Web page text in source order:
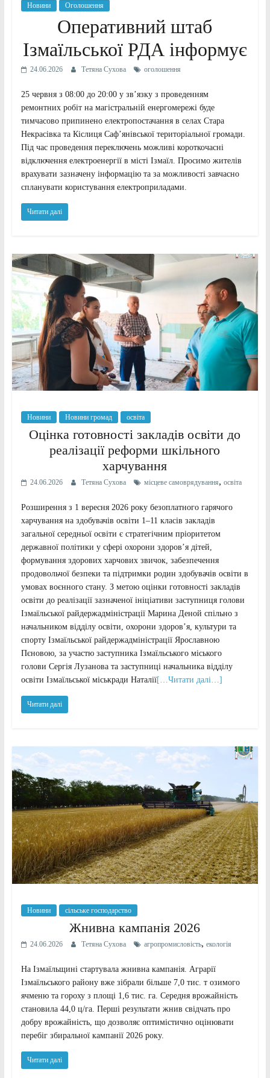
Новини Оголошення
Оперативний штаб
Ізмаїльської РДА інформує
24.06.2026 Тетяна Сухова оголошення
25 червня з 08:00 до 20:00 у зв’язку з проведенням
ремонтних робіт на магістральній енергомережі буде
тимчасово припинено електропостачання в селах Стара
Некрасівка та Кіслиця Саф’янівської територіальної громади.
Під час проведення переключень можливі короткочасні
відключення електроенергії в місті Ізмаїл. Просимо жителів
врахувати зазначену інформацію та за можливості завчасно
спланувати користування електроприладами.
Читати далі
Новини Новини громад освіта
Оцінка готовності закладів освіти до
реалізації реформи шкільного
харчування
24.06.2026 Тетяна Сухова місцеве самоврядування, освіта
Розширення з 1 вересня 2026 року безоплатного гарячого
харчування на здобувачів освіти 1–11 класів закладів
загальної середньої освіти є стратегічним пріоритетом
державної політики у сфері охорони здоров’я дітей,
формування здорових харчових звичок, забезпечення
продовольчої безпеки та підтримки родин здобувачів освіти в
умовах воєнного стану. З метою оцінки готовності закладів
освіти до реалізації зазначеної ініціативи заступниця голови
Ізмаїльської райдержадміністрації Марина Деной спільно з
начальником відділу освіти, охорони здоров’я, культури та
спорту Ізмаїльської райдержадміністрації Ярославною
Пєновою, за участю заступника Ізмаїльського міського
голови Сергія Лузанова та заступниці начальника відділу
освіти Ізмаїльської міськради Наталії[…Читати далі…]
Читати далі
Новини сільське господарство
Жнивна кампанія 2026
24.06.2026 Тетяна Сухова агропромисловість, екологія
На Ізмаїльщині стартувала жнивна кампанія. Аграрії
Ізмаїльського району вже зібрали більше 7,0 тис. т озимого
ячменю та гороху з площі 1,6 тис. га. Середня врожайність
становила 44,0 ц/га. Перші результати жнив свідчать про
добру врожайність, що дозволяє оптимістично оцінювати
перебіг збиральної кампанії 2026 року.
Читати далі